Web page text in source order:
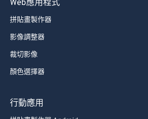
Web應用程式
拼貼畫製作器
影像調整器
裁切影像
顏色選擇器
行動應用